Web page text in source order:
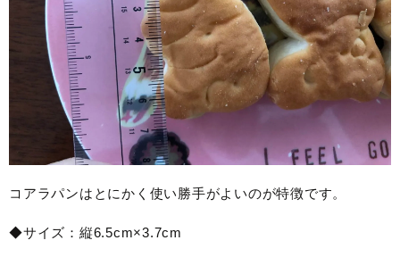
コアラパンはとにかく使い勝手がよいのが特徴です。
◆サイズ：縦6.5cm×3.7cm